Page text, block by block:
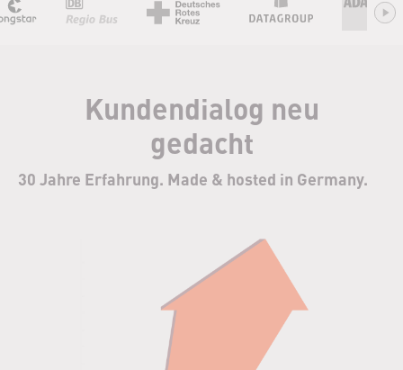
Kundendialog neu
gedacht
30 Jahre Erfahrung. Made & hosted in Germany.